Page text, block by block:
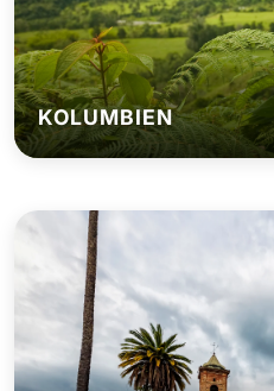
KOLUMBIEN